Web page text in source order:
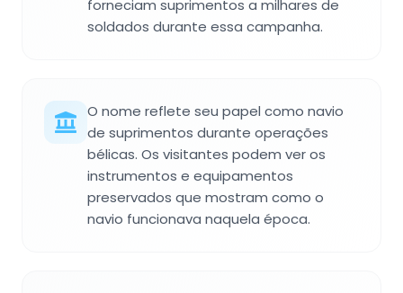
forneciam suprimentos a milhares de
soldados durante essa campanha.
O nome reflete seu papel como navio
de suprimentos durante operações
bélicas. Os visitantes podem ver os
instrumentos e equipamentos
preservados que mostram como o
navio funcionava naquela época.